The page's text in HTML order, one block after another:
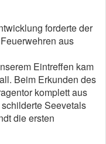
forderte der
aus
Eintreffen kam
Beim Erkunden des
komplett aus
Seevetals
die ersten